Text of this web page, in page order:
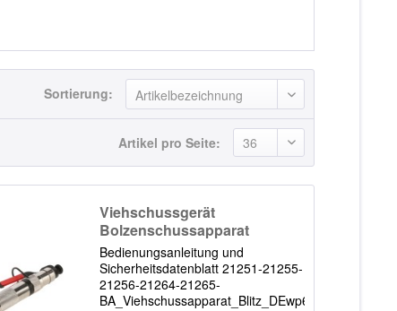
Sortierung:
Artikel pro Seite:
Viehschussgerät
Bolzenschussapparat
BLITZ...
Bedienungsanleitung und
Sicherheitsdatenblatt 21251-21255-
21256-21264-21265-
BA_Viehschussapparat_Blitz_DEwp6POHQYXOimX